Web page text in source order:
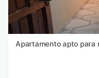
Apartamento apto para